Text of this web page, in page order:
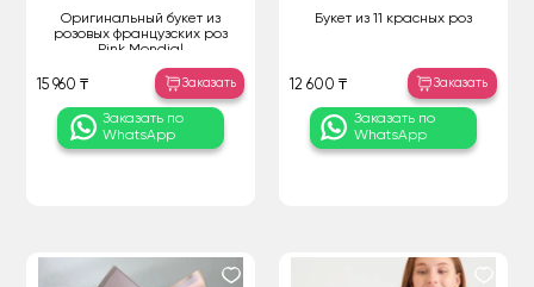
Оригинальный букет из
розовых французских роз
Pink Mondial
15 960 ₸ Заказать
Заказать по
WhatsApp
Букет из 11 красных роз
12 600 ₸ Заказать
Заказать по
WhatsApp